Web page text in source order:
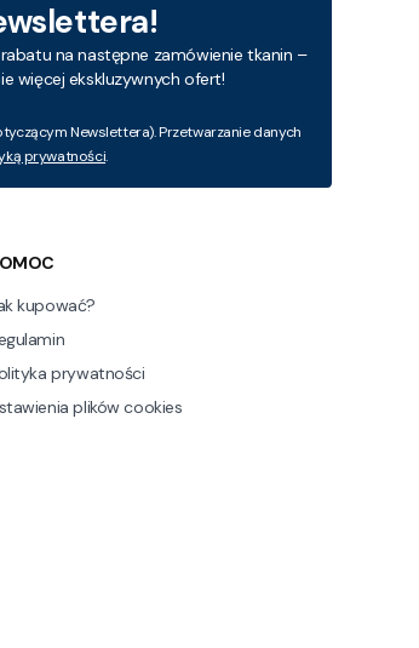
na następne zamówienie tkanin –
więcej ekskluzywnych ofert!
Newslettera). Przetwarzanie danych
prywatności.
kupować?
prywatności
plików cookies